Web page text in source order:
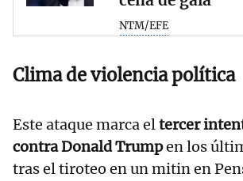
NTM/EFE
Clima de violencia política
Este ataque marca eltercer
contra Donald Trumpen los
tras el tiroteo en un mitin en